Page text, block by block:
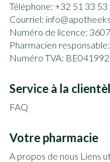
Téléphone: +32 51 33 53
Courriel: info@
Numéro de licence:
Pharmacien responsable:
Numéro TVA:
Service à la
FAQ
Votre pharmacie
A propos de nous Liens